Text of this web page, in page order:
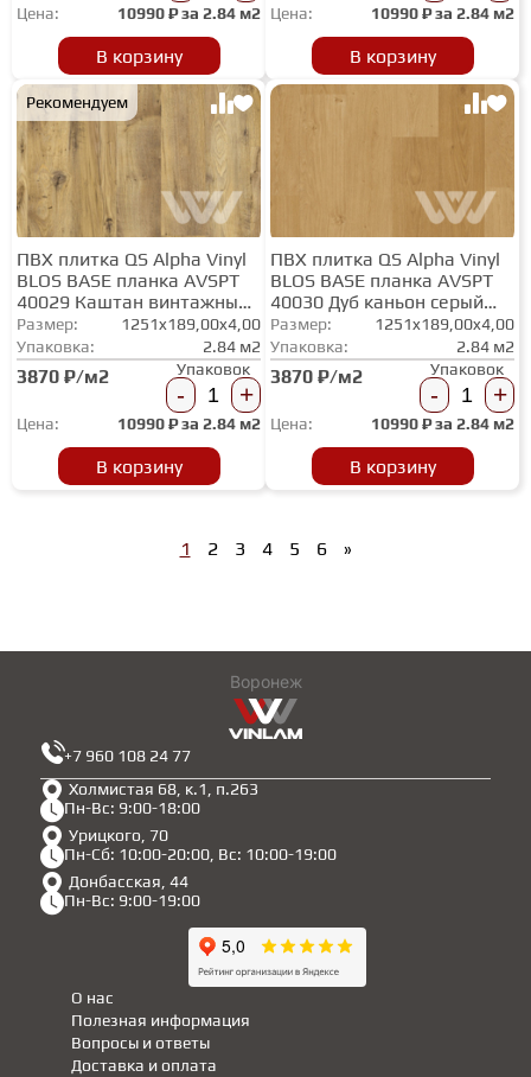
Цена: 10990₽ за 2.84 м2
В корзину
Цена: 10990₽ за 2.84 м2
В корзину
Рекомендуем
ПВХ плитка QS Alpha Vinyl
BLOS BASE планка AVSPT
40029 Каштан винтажный
натуральный
Размер:
1251x189,00x4,00
Упаковка:
2.84 м2
3870 ₽/м2 Упаковок
- +
Цена: 10990₽ за 2.84 м2
В корзину
ПВХ плитка QS Alpha Vinyl
BLOS BASE планка AVSPT
40030 Дуб каньон серый
пилёный
Размер:
1251x189,00x4,00
Упаковка:
2.84 м2
3870 ₽/м2 Упаковок
- +
Цена: 10990₽ за 2.84 м2
В корзину
1 2 3 4 5 6 »
Воронеж
Холмистая 68, к.1, п.263
Пн-Вс: 9:00-18:00
Урицкого, 70
Пн-Сб: 10:00-20:00, Вс: 10:00-19:00
Донбасская, 44
Пн-Вс: 9:00-19:00
+7 960 108 24 77
Полезная информация
Вопросы и ответы
Доставка и оплата
О нас